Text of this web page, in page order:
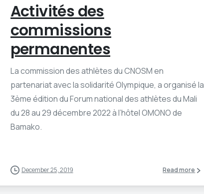
Activités des
commissions
permanentes
La commission des athlètes du CNOSM en
partenariat avec la solidarité Olympique, a organisé la
3ème édition du Forum national des athlètes du Mali
du 28 au 29 décembre 2022 à l’hôtel OMONO de
Bamako.
December 25, 2019 Read more